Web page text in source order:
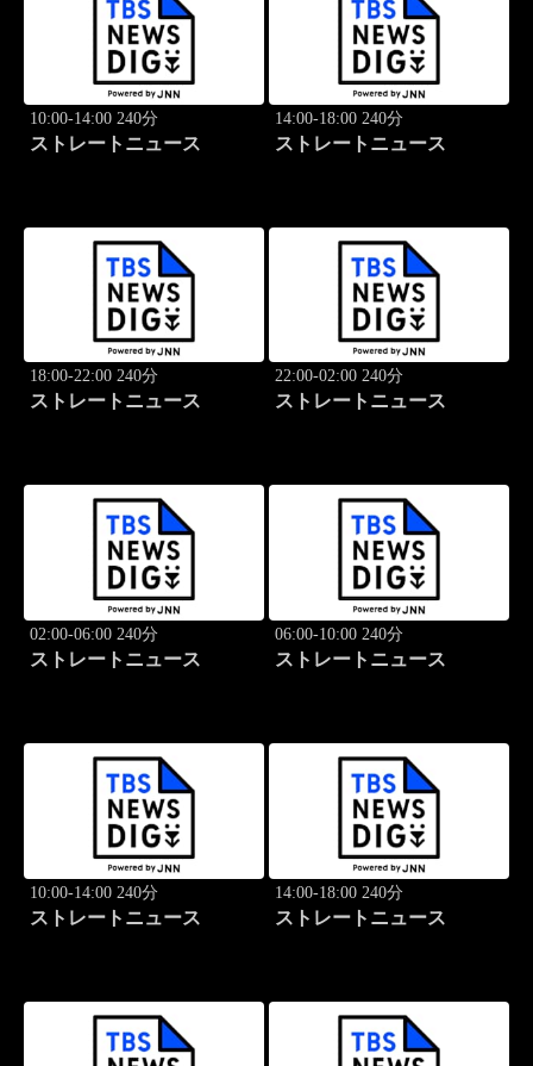
10:00-14:00 240分
ストレートニュース
14:00-18:00 240分
ストレートニュース
18:00-22:00 240分
ストレートニュース
22:00-02:00 240分
ストレートニュース
02:00-06:00 240分
ストレートニュース
06:00-10:00 240分
ストレートニュース
10:00-14:00 240分
ストレートニュース
14:00-18:00 240分
ストレートニュース